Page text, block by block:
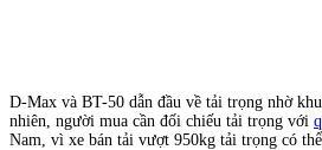
D-Max và BT-50 dẫn đầu về tải trọng nhờ
nhiên, người mua cần đối chiếu tải trọng với
Nam, vì xe bán tải vượt 950kg tải trọng có